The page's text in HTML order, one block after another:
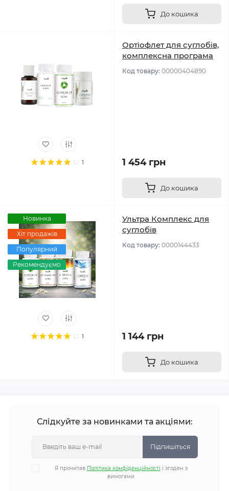
До кошика
1
Ортіофлет для суглобів,
комплексна програма
Код товару: 00000404890
1 454 грн
До кошика
Новинка
Хіт продажів
Популярний
Рекомендуємо
1
Ультра Комплекс для
суглобів
Код товару: 0000144433
1 144 грн
До кошика
Слідкуйте за новинками та акціями:
Підпишіться
Я прочитав Політика конфіденційності і згоден з
вимогами